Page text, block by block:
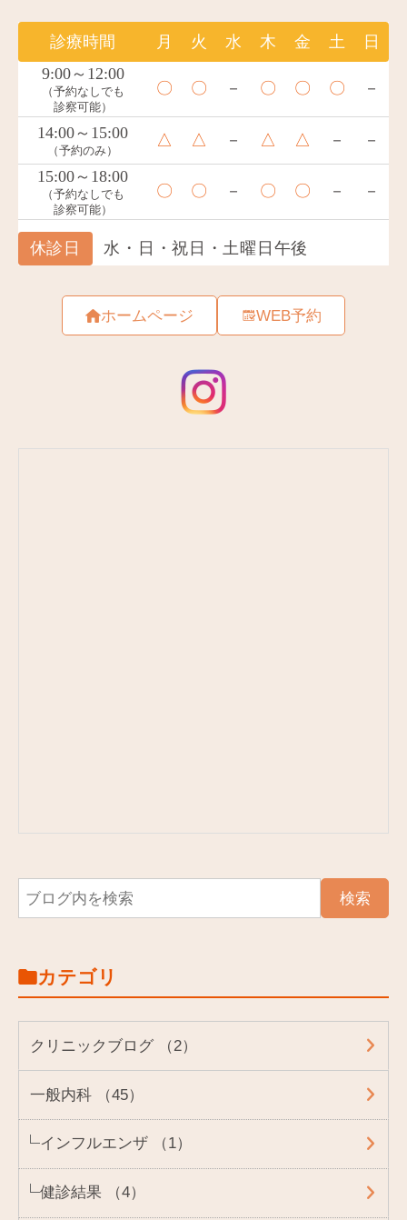
ホームページ WEB予約
カテゴリ
クリニックブログ （2）
一般内科 （45）
インフルエンザ （1）
健診結果 （4）